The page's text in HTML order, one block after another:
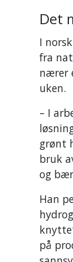
Det
I
fra
nærer
uken.
– I
grønt
bruk
og
Han
på